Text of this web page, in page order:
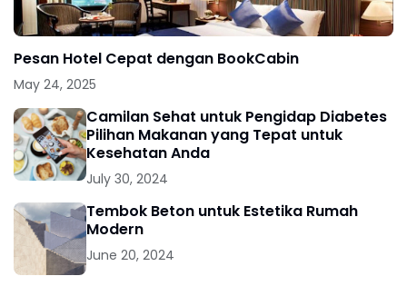
Pesan Hotel Cepat dengan BookCabin
May 24, 2025
Camilan Sehat untuk Pengidap Diabetes
Pilihan Makanan yang Tepat untuk
Kesehatan Anda
July 30, 2024
Tembok Beton untuk Estetika Rumah
Modern
June 20, 2024